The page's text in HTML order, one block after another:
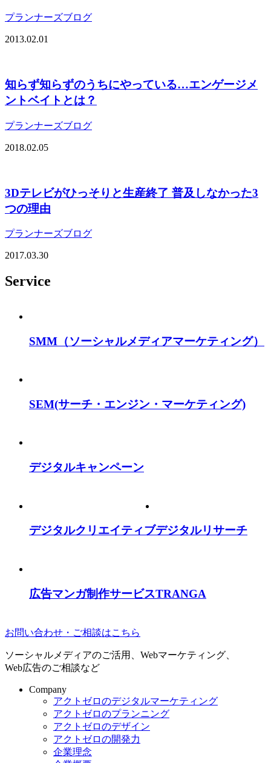
プランナーズブログ
2013.02.01
知らず知らずのうちにやっている…エンゲージメ
ントベイトとは？
プランナーズブログ
2018.02.05
3Dテレビがひっそりと生産終了 普及しなかった3
つの理由
プランナーズブログ
2017.03.30
Service
SMM （ソーシャルメディアマーケティング）
SEM(サーチ・エンジン・マーケティング)
デジタルキャンペーン
デジタルクリエイティブデジタルリサーチ
広告マンガ制作サービスTRANGA
お問い合わせ・ご相談はこちら
ソーシャルメディアのご活用、Webマーケティング、
Web広告のご相談など
Company
アクトゼロのデジタルマーケティング
アクトゼロのプランニング
アクトゼロのデザイン
アクトゼロの開発力
企業理念